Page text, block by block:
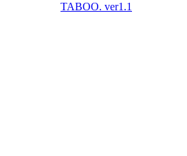
TABOO. ver1.1